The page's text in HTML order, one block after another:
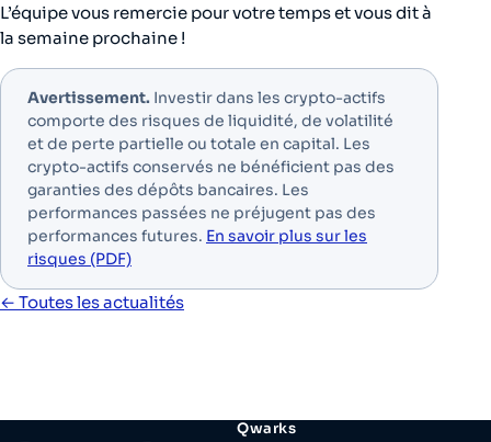
L’équipe vous remercie pour votre temps et vous dit à
la semaine prochaine !
Avertissement. Investir dans les crypto-actifs
comporte des risques de liquidité, de volatilité
et de perte partielle ou totale en capital. Les
crypto-actifs conservés ne bénéficient pas des
garanties des dépôts bancaires. Les
performances passées ne préjugent pas des
performances futures. En savoir plus sur les
risques (PDF)
← Toutes les actualités
Qwarks